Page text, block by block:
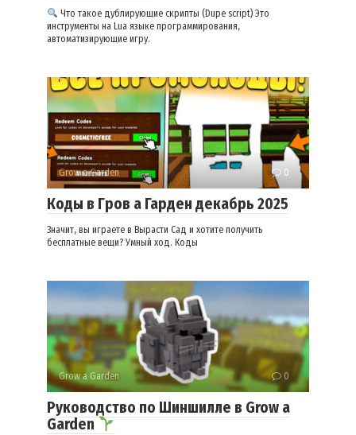
Что такое дублирующие скрипты (Dupe script) Это
инструменты на Lua языке программирования,
автоматизирующие игру.
Grow a Garden 0
Коды в Гров а Гарден декабрь 2025
Значит, вы играете в Вырасти Сад и хотите получить
бесплатные вещи? Умный ход. Коды
Grow a Garden 0
Руководство по Шиншилле в Grow a
Garden